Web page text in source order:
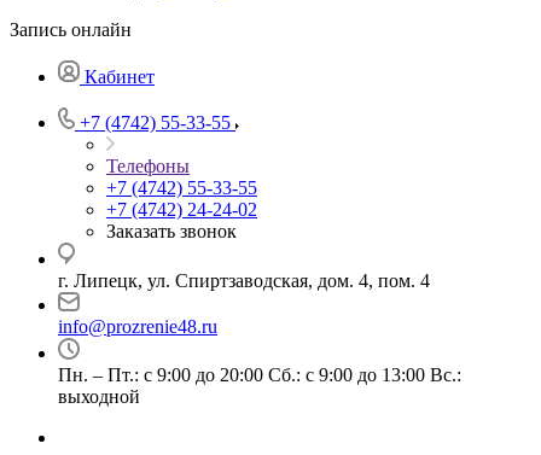
Запись онлайн
Кабинет
+7 (4742) 55-33-55
Телефоны
+7 (4742) 55-33-55
+7 (4742) 24-24-02
Заказать звонок
г. Липецк, ул. Спиртзаводская, дом. 4, пом. 4
info@prozrenie48.ru
Пн. – Пт.: с 9:00 до 20:00 Сб.: с 9:00 до 13:00 Вс.:
выходной